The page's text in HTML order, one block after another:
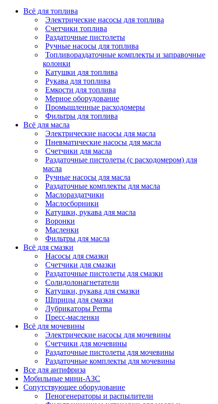
Всё для топлива
Электрические насосы для топлива
Счетчики топлива
Раздаточные пистолеты
Ручные насосы для топлива
Топливораздаточные комплекты и заправочные
колонки
Катушки для топлива
Рукава для топлива
Емкости для топлива
Мерное оборудование
Промышленные расходомеры
Фильтры для топлива
Всё для масла
Электрические насосы для масла
Пневматические насосы для масла
Счетчики для масла
Раздаточные пистолеты (с расходомером) для
масла
Ручные насосы для масла
Раздаточные комплекты для масла
Маслораздатчики
Маслосборники
Катушки, рукава для масла
Воронки
Масленки
Фильтры для масла
Всё для смазки
Насосы для смазки
Счетчики для смазки
Раздаточные пистолеты для смазки
Солидолонагнетатели
Катушки, рукава для смазки
Шприцы для смазки
Лубрикаторы Perma
Пресс-масленки
Всё для мочевины
Электрические насосы для мочевины
Счетчики для мочевины
Раздаточные пистолеты для мочевины
Раздаточные комплекты для мочевины
Все для антифриза
Мобильные мини-АЗС
Сопутствующее оборудование
Пеногенераторы и распылители